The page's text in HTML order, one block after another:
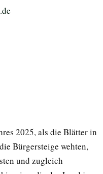
2025, als die Blätter in
Bürgersteige wehten,
und zugleich